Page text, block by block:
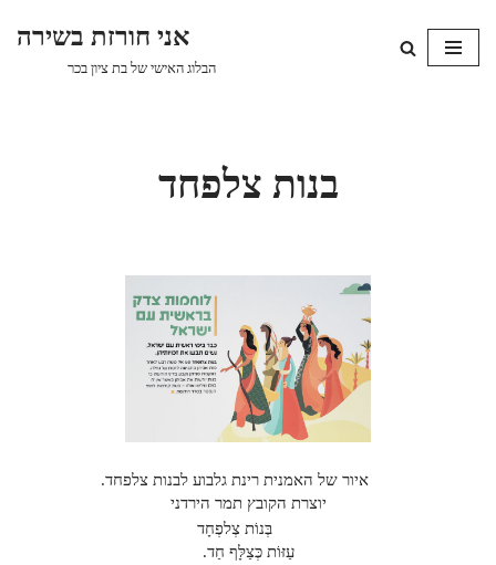
Skip
אני חורזת בשירה
הבלוג האישי של בת ציון בכר
בנות צלפחד
איור של האמנית רינת גלבוע לבנות צלפחד.
יוצרת הקובץ תמר הירדני
בְּנוֹת צְלפְחָד
עַזּוֹת כְּצַלָּף חַד.